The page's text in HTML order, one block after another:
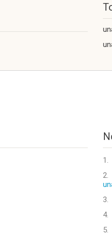
1.
2.
3.
4.
5.